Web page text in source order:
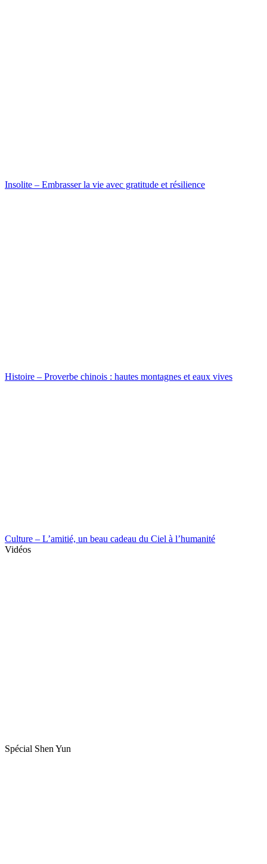
Insolite – Embrasser la vie avec gratitude et résilience
Histoire – Proverbe chinois : hautes montagnes et eaux vives
Culture – L’amitié, un beau cadeau du Ciel à l’humanité
Vidéos
Spécial Shen Yun